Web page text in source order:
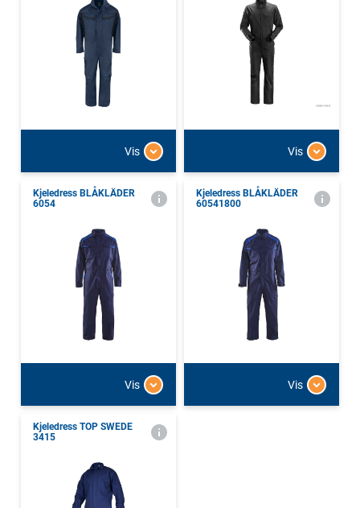
Vis Vis
Kjeledress BLÅKLÄDER
6054
Vis
Kjeledress BLÅKLÄDER
60541800
Vis
Kjeledress TOP SWEDE
3415